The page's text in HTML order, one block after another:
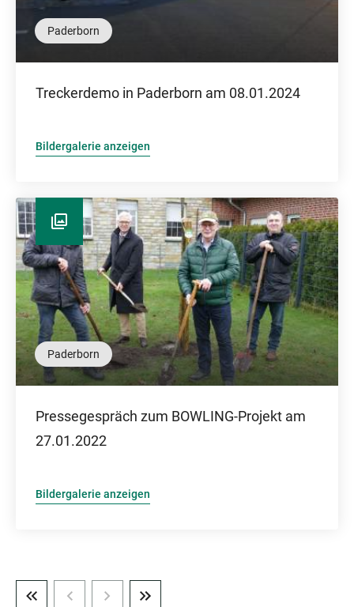
Paderborn
Treckerdemo in Paderborn am 08.01.2024
Bildergalerie anzeigen
Paderborn
Pressegespräch zum BOWLING-Projekt am
27.01.2022
Bildergalerie anzeigen